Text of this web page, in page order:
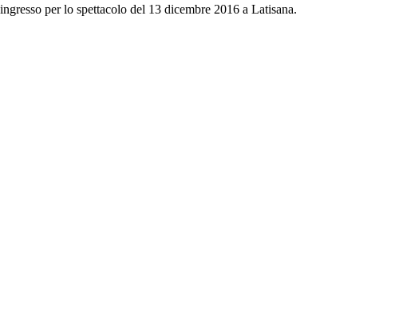
per lo spettacolo del 13 dicembre 2016 a Latisana.